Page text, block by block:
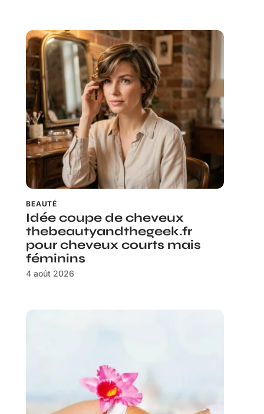
BEAUTÉ
Idée coupe de cheveux
thebeautyandthegeek.fr
pour cheveux courts mais
féminins
4 août 2026